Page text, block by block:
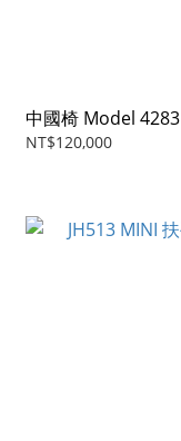
中國椅 Model 4283
NT$120,000